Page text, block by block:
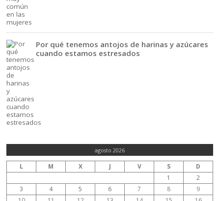
Por qué tenemos antojos de harinas y azúcares
cuando estamos estresados
agosto 2026
L M X J V S
D
1
2
3
4 5 6 7 8
9